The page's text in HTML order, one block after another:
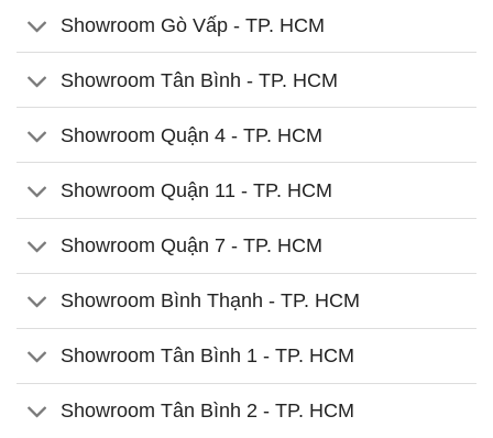
Showroom Gò Vấp - TP. HCM
Showroom Tân Bình - TP. HCM
Showroom Quận 4 - TP. HCM
Showroom Quận 11 - TP. HCM
Showroom Quận 7 - TP. HCM
Showroom Bình Thạnh - TP. HCM
Showroom Tân Bình 1 - TP. HCM
Showroom Tân Bình 2 - TP. HCM